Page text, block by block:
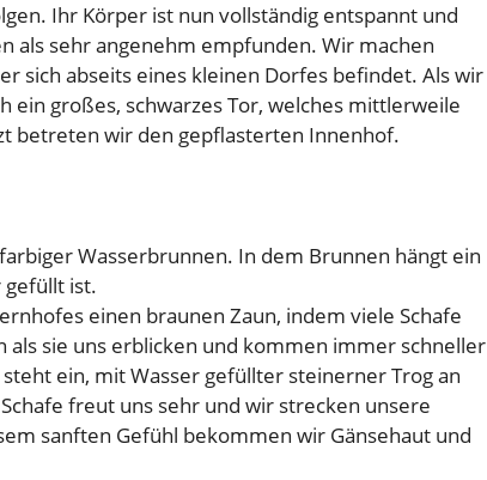
Ihr Körper ist nun vollständig entspannt und
als sehr angenehm empfunden. Wir machen
sich abseits eines kleinen Dorfes befindet. Als wir
ein großes, schwarzes Tor, welches mittlerweile
betreten wir den gepflasterten Innenhof.
Wasserbrunnen. In dem Brunnen hängt ein
gefüllt ist.
einen braunen Zaun, indem viele Schafe
als sie uns erblicken und kommen immer schneller
ein, mit Wasser gefüllter steinerner Trog an
freut uns sehr und wir strecken unsere
sanften Gefühl bekommen wir Gänsehaut und